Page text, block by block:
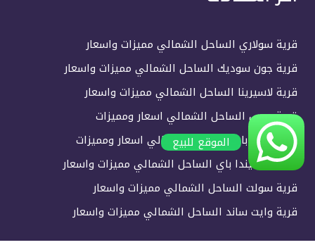
قرية سولاري الساحل الشمالي مميزات واسعار
قرية جون سوديك الساحل الشمالي مميزات واسعار
قرية لاسيرينا الساحل الشمالي مميزات واسعار
قرية دوس الساحل الشمالي اسعار ومميزات
قرية هايد بارك الساحل الشمالي اسعار ومميزات
قرية هاسيندا باي الساحل الشمالي مميزات واسعار
قرية سولت الساحل الشمالي مميزات واسعار
قرية وايت ساند الساحل الشمالي مميزات واسعار
الموقع للبيع